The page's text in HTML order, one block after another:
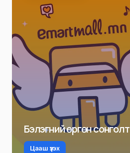
Бэлэгний өргөн сонголт
Цааш үзэх